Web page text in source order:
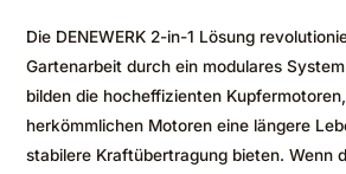
Die DENEWERK 2-in-1 Lösung
Gartenarbeit durch ein modulares
bilden die hocheffizienten
herkömmlichen Motoren eine längere
stabilere Kraftübertragung bieten. Wenn